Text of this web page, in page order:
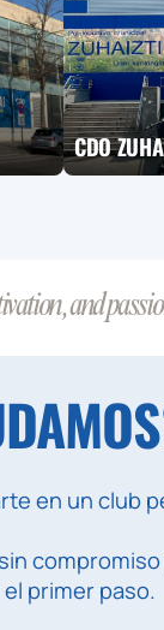
CDO
and
en un club
primer paso.